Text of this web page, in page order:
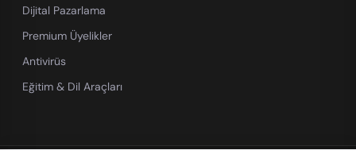
Dijital Pazarlama
Premium Üyelikler
Antivirüs
Eğitim & Dil Araçları